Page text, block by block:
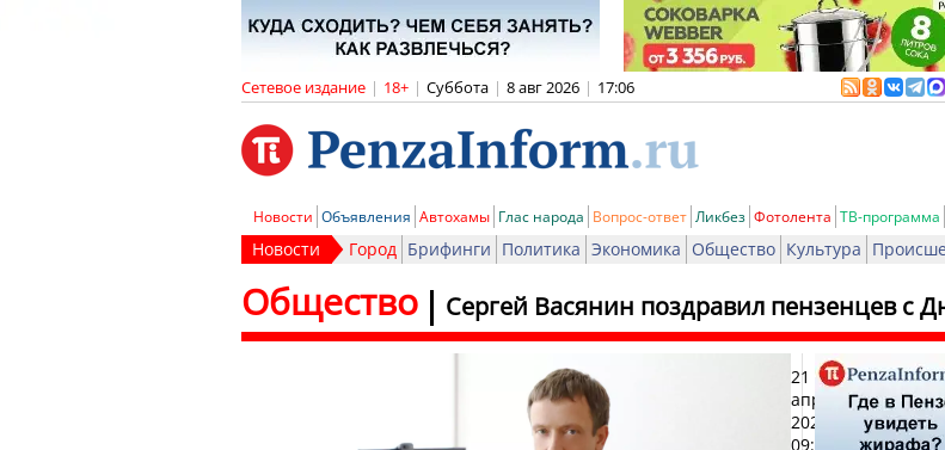
Сетевое издание | 18+ | Суббота | 8 авг 2026 | 17:06
Новости Объявления Автохамы Глас народа Вопрос-ответ Ликбез Фотолента ТВ-программа
Новости Город Брифинги Политика Экономика Общество Культура
Сергей Васянин поздравил пензенцев с
Общество
21
апреля
2026,
09:19